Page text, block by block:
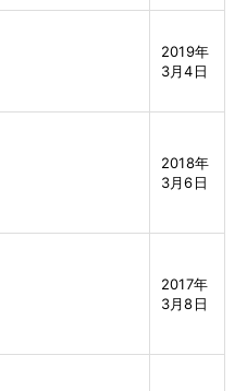
2019年
3月4日
2018年
3月6日
2017年
3月8日